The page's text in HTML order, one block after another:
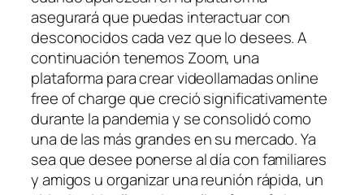
asegurará que puedas interactuar con
desconocidos cada vez que lo desees. A
continuación tenemos Zoom, una
plataforma para crear videollamadas online
free of charge que creció significativamente
durante la pandemia y se consolidó como
una de las más grandes en su mercado. Ya
sea que desee ponerse al día con familiares
y amigos u organizar una reunión rápida, un